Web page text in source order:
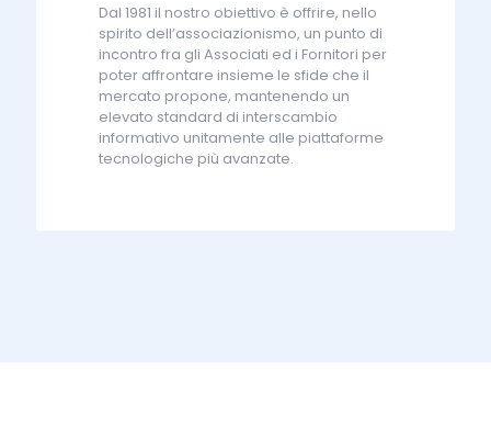
Dal 1981 il nostro obiettivo è offrire, nello
spirito dell’associazionismo, un punto di
incontro fra gli Associati ed i Fornitori per
poter affrontare insieme le sfide che il
mercato propone, mantenendo un
elevato standard di interscambio
informativo unitamente alle piattaforme
tecnologiche più avanzate.